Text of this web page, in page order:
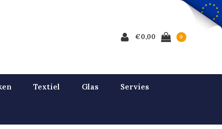
€0,00 0
Textiel Glas Servies